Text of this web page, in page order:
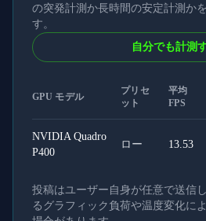
の突発計測か長時間の安定計測か
す。
自分でも計測
GPU モデル
プリセ
ット
平均
FPS
NVIDIA Quadro
P400
ロー 13.53
投稿はユーザー自身が任意で送信
るグラフィック負荷や温度変化に